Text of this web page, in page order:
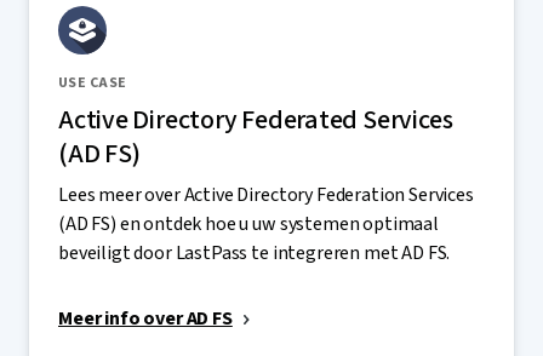
USE CASE
Active Directory Federated Services
(AD FS)
Lees meer over Active Directory Federation Services
(AD FS) en ontdek hoe u uw systemen optimaal
beveiligt door LastPass te integreren met AD FS.
Meer info over AD FS